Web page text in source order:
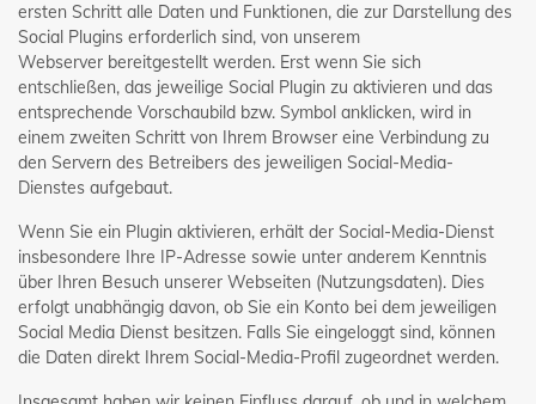
ersten Schritt alle Daten und Funktionen, die zur Darstellung des
Social Plugins erforderlich sind, von unserem
Webserver bereitgestellt werden. Erst wenn Sie sich
entschließen, das jeweilige Social Plugin zu aktivieren und das
entsprechende Vorschaubild bzw. Symbol anklicken, wird in
einem zweiten Schritt von Ihrem Browser eine Verbindung zu
den Servern des Betreibers des jeweiligen Social-Media-
Dienstes aufgebaut.
Wenn Sie ein Plugin aktivieren, erhält der Social-Media-Dienst
insbesondere Ihre IP-Adresse sowie unter anderem Kenntnis
über Ihren Besuch unserer Webseiten (Nutzungsdaten). Dies
erfolgt unabhängig davon, ob Sie ein Konto bei dem jeweiligen
Social Media Dienst besitzen. Falls Sie eingeloggt sind, können
die Daten direkt Ihrem Social-Media-Profil zugeordnet werden.